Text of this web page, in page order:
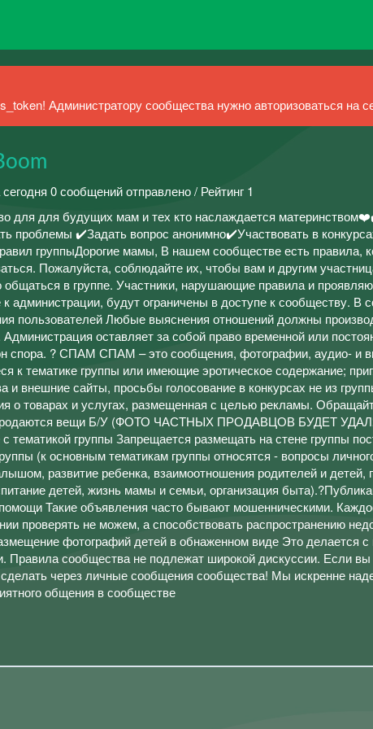
Администратору сообщества нужно авторизоваться на
сегодня 0 сообщений отправлено / Рейтинг 1
для для будущих мам и тех кто наслаждается
проблемы ✔️Задать вопрос анонимно✔️Участвовать в
группыДорогие мамы, В нашем сообществе есть правила,
Пожалуйста, соблюдайте их, чтобы вам и другим
общаться в группе. Участники, нарушающие правила и
администрации, будут ограничены в доступе к сообществу. В
пользователей Любые выяснения отношений должны
Администрация оставляет за собой право временной или
спора. ? СПАМ СПАМ – это сообщения, фотографии, аудио- и
к тематике группы или имеющие эротическое содержание;
и внешние сайты, просьбы голосование в конкурсах не из
о товарах и услугах, размещенная с целью рекламы.
вещи Б/У (ФОТО ЧАСТНЫХ ПРОДАВЦОВ БУДЕТ
тематикой группы Запрещается размещать на стене группы
(к основным тематикам группы относятся - вопросы
развитие ребенка, взаимоотношения родителей и детей,
детей, жизнь мамы и семьи, организация
Такие объявления часто бывают мошенническими.
проверять не можем, а способствовать распространению
фотографий детей в обнаженном виде Это делается
Правила сообщества не подлежат широкой дискуссии. Если вы
через личные сообщения сообщества! Мы искренне
общения в сообществе